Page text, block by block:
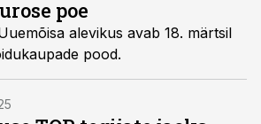
poe
alevikus avab 18. märtsil
pood.